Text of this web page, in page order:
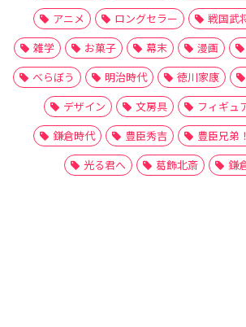
アニメ
ロングセラー 戦国武
雑学
お菓子 幕末 漫画
べらぼう
明治時代 徳川家康
デザイン
文房具 フィギュ
鎌倉時代
豊臣秀吉 豊臣兄弟！
光る君へ
葛飾北斎 鎌